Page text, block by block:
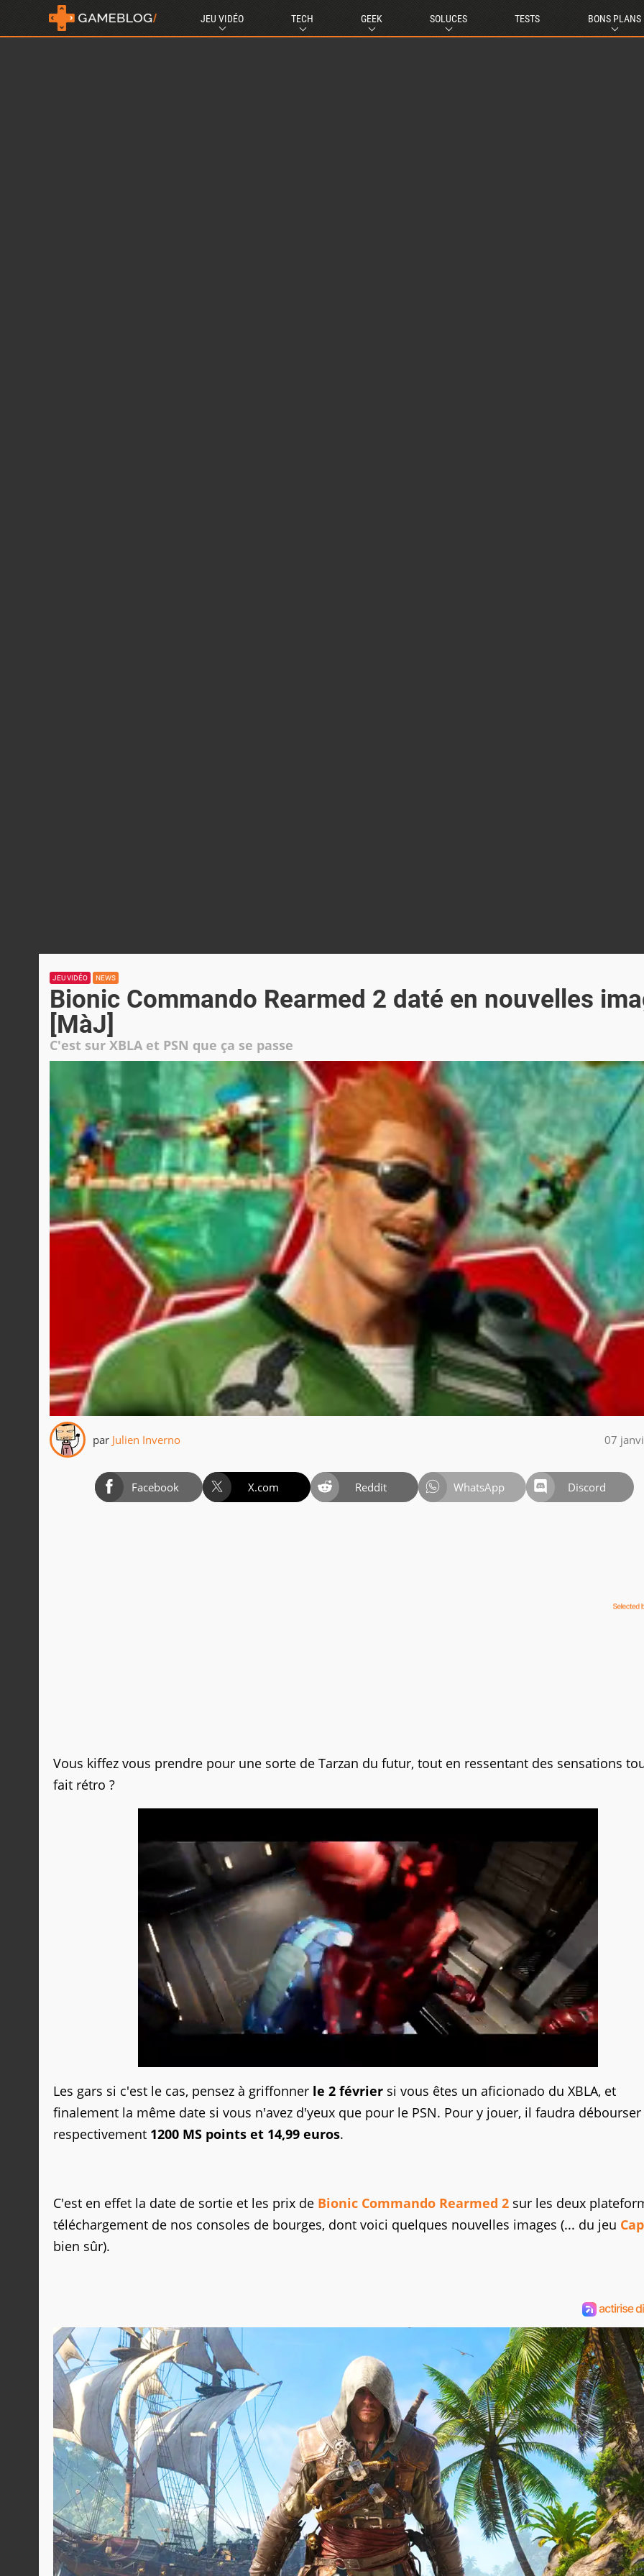
JEU VIDÉO TECH GEEK SOLUCES TESTS BONS PLANS
JEU VIDÉO NEWS
Bionic Commando Rearmed 2 daté en nouvelles
[MàJ]
C'est sur XBLA et PSN que ça se passe
par Julien Inverno 07
Facebook X.com Reddit WhatsApp Discord
Vous kiffez vous prendre pour une sorte de Tarzan du futur, tout en ressentant des sensations
fait rétro ?
Les gars si c'est le cas, pensez à griffonner le 2 février si vous êtes un aficionado du XBLA, et
finalement la même date si vous n'avez d'yeux que pour le PSN. Pour y jouer, il faudra débourser
respectivement 1200 MS points et 14,99 euros.
C'est en effet la date de sortie et les prix de Bionic Commando Rearmed 2 sur les deux
téléchargement de nos consoles de bourges, dont voici quelques nouvelles images (... du jeu
bien sûr).